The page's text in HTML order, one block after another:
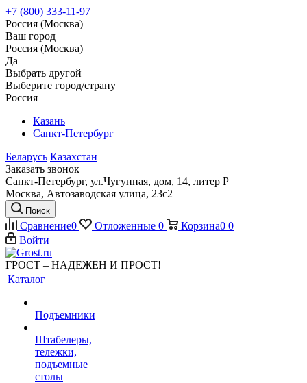
+7 (800) 333-11-97
Россия (Москва)
Ваш город
Россия (Москва)
Да
Выбрать другой
Выберите город/страну
Россия
Казань
Санкт-Петербург
Беларусь Казахстан
Заказать звонок
Санкт-Петербург, ул.Чугунная, дом, 14, литер Р
Москва, Автозаводская улица, 23с2
Поиск
Сравнение0 Отложенные 0 Корзина0 0
Войти
ГРОСТ – НАДЕЖЕН И ПРОСТ!
Каталог
Подъемники
Штабелеры,
тележки,
подъемные
столы